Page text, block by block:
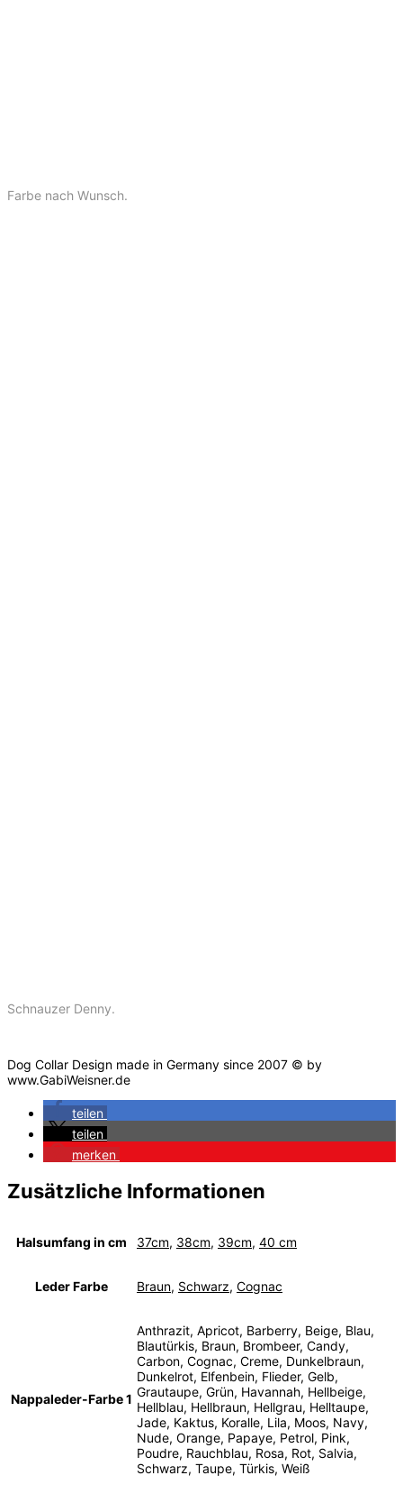
Farbe nach Wunsch.
Schnauzer Denny.
Dog Collar Design made in Germany since 2007 © by
www.GabiWeisner.de
teilen
teilen
merken
Zusätzliche Informationen
Halsumfang in cm 37cm, 38cm, 39cm, 40 cm
Leder Farbe Braun, Schwarz, Cognac
Nappaleder-Farbe 1
Anthrazit, Apricot, Barberry, Beige, Blau,
Blautürkis, Braun, Brombeer, Candy,
Carbon, Cognac, Creme, Dunkelbraun,
Dunkelrot, Elfenbein, Flieder, Gelb,
Grautaupe, Grün, Havannah, Hellbeige,
Hellblau, Hellbraun, Hellgrau, Helltaupe,
Jade, Kaktus, Koralle, Lila, Moos, Navy,
Nude, Orange, Papaye, Petrol, Pink,
Poudre, Rauchblau, Rosa, Rot, Salvia,
Schwarz, Taupe, Türkis, Weiß